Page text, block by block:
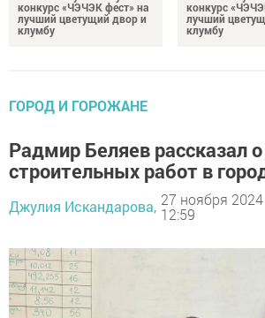
конкурс «ЧЭЧЭК фест» на
лучший цветущий двор и
клумбу
конкурс
лучший
клумбу
ГОРОД И ГОРОЖАНЕ
Радмир Беляев рассказал
строительных работ в
Джулия Искандарова, 27 ноября 2024
12:59